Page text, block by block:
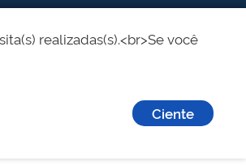
realizadas(s).<br>Se você
Ciente